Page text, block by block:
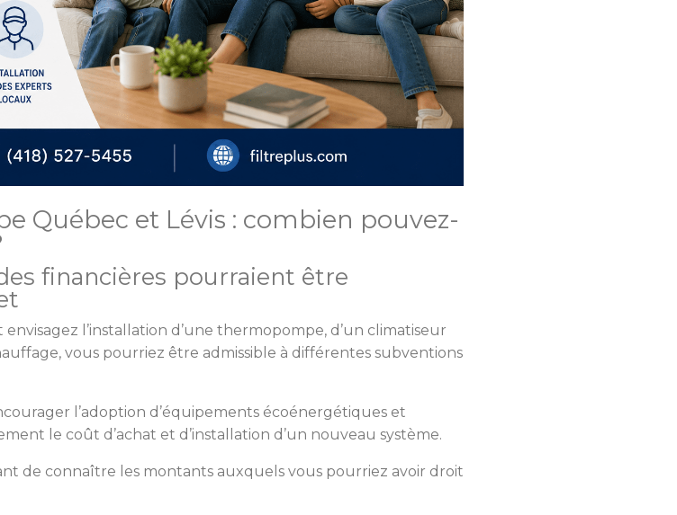
Québec et Lévis : combien pouvez-
financières pourraient être
l’installation d’une thermopompe, d’un climatiseur
vous pourriez être admissible à différentes subventions
l’adoption d’équipements écoénergétiques et
le coût d’achat et d’installation d’un nouveau système.
de connaître les montants auxquels vous pourriez avoir droit